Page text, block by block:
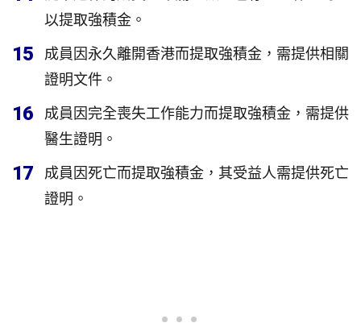
以提取強積金。
15
成員因永久離開香港而提取強積金，需提供相關
證明文件。
16
成員因完全喪失工作能力而提取強積金，需提供
醫生證明。
17
成員因死亡而提取強積金，其受益人需提供死亡
證明。